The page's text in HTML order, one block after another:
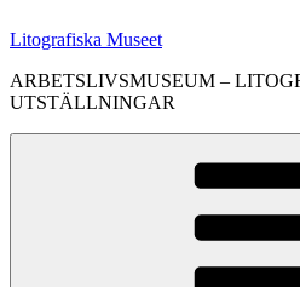
Litografiska Museet
ARBETSLIVSMUSEUM –
UTSTÄLLNINGAR